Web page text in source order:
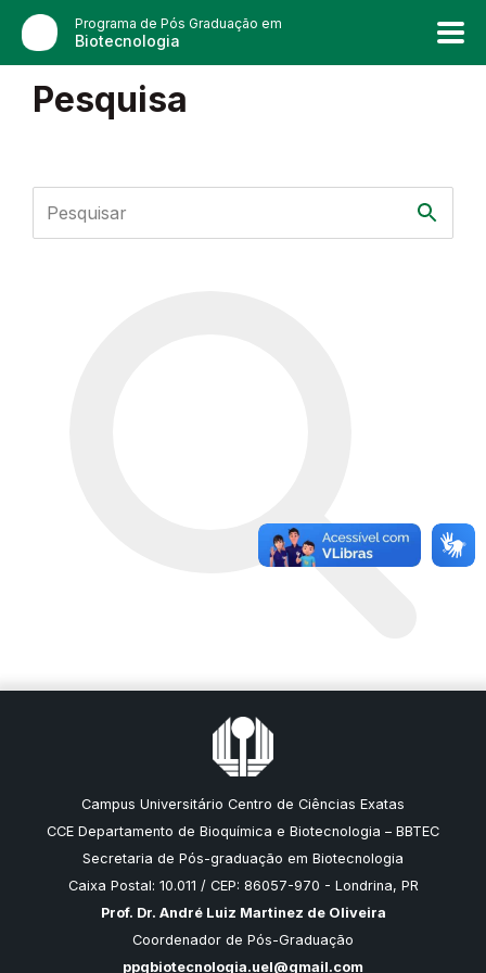
Programa de Pós Graduação em
Biotecnologia
Pesquisa
Campus Universitário Centro de Ciências Exatas
CCE Departamento de Bioquímica e Biotecnologia – BBTEC
Secretaria de Pós-graduação em Biotecnologia
Caixa Postal: 10.011 / CEP: 86057-970 - Londrina, PR
Prof. Dr. André Luiz Martinez de Oliveira
Coordenador de Pós-Graduação
ppgbiotecnologia.uel@gmail.com